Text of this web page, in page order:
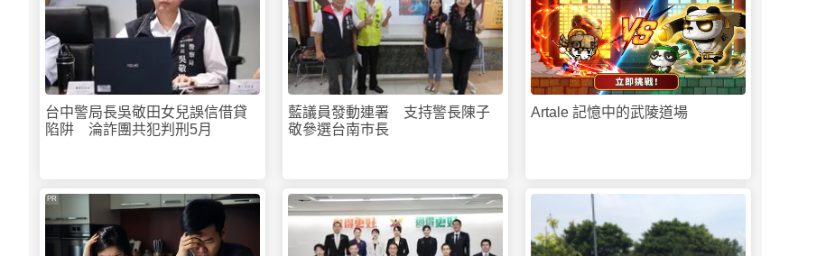
台中警局長吳敬田女兒誤信借貸
陷阱 淪詐團共犯判刑5月
藍議員發動連署 支持警長陳子
敬參選台南巿長
Artale 記憶中的武陵道場
PR